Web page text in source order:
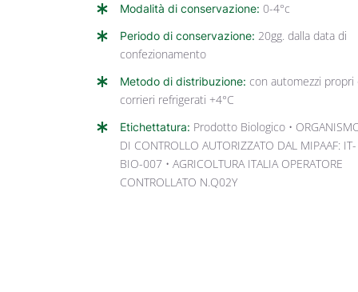
Modalità di conservazione: 0-4°c
Periodo di conservazione: 20gg. dalla data di
confezionamento
Metodo di distribuzione: con automezzi propri
corrieri refrigerati +4°C
Etichettatura: Prodotto Biologico •
DI CONTROLLO AUTORIZZATO DAL MIPAAF: IT-
BIO-007 • AGRICOLTURA ITALIA OPERATORE
CONTROLLATO N.Q02Y